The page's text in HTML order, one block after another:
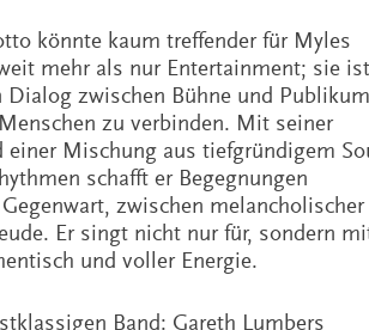
könnte kaum treffender für Myles
mehr als nur Entertainment; sie ist
zwischen Bühne und
zu verbinden. Mit seiner
Mischung aus tiefgründigem
schafft er Begegnungen
zwischen melancholischer
Er singt nicht nur für, sondern
und voller Energie.
Band: Gareth Lumbers